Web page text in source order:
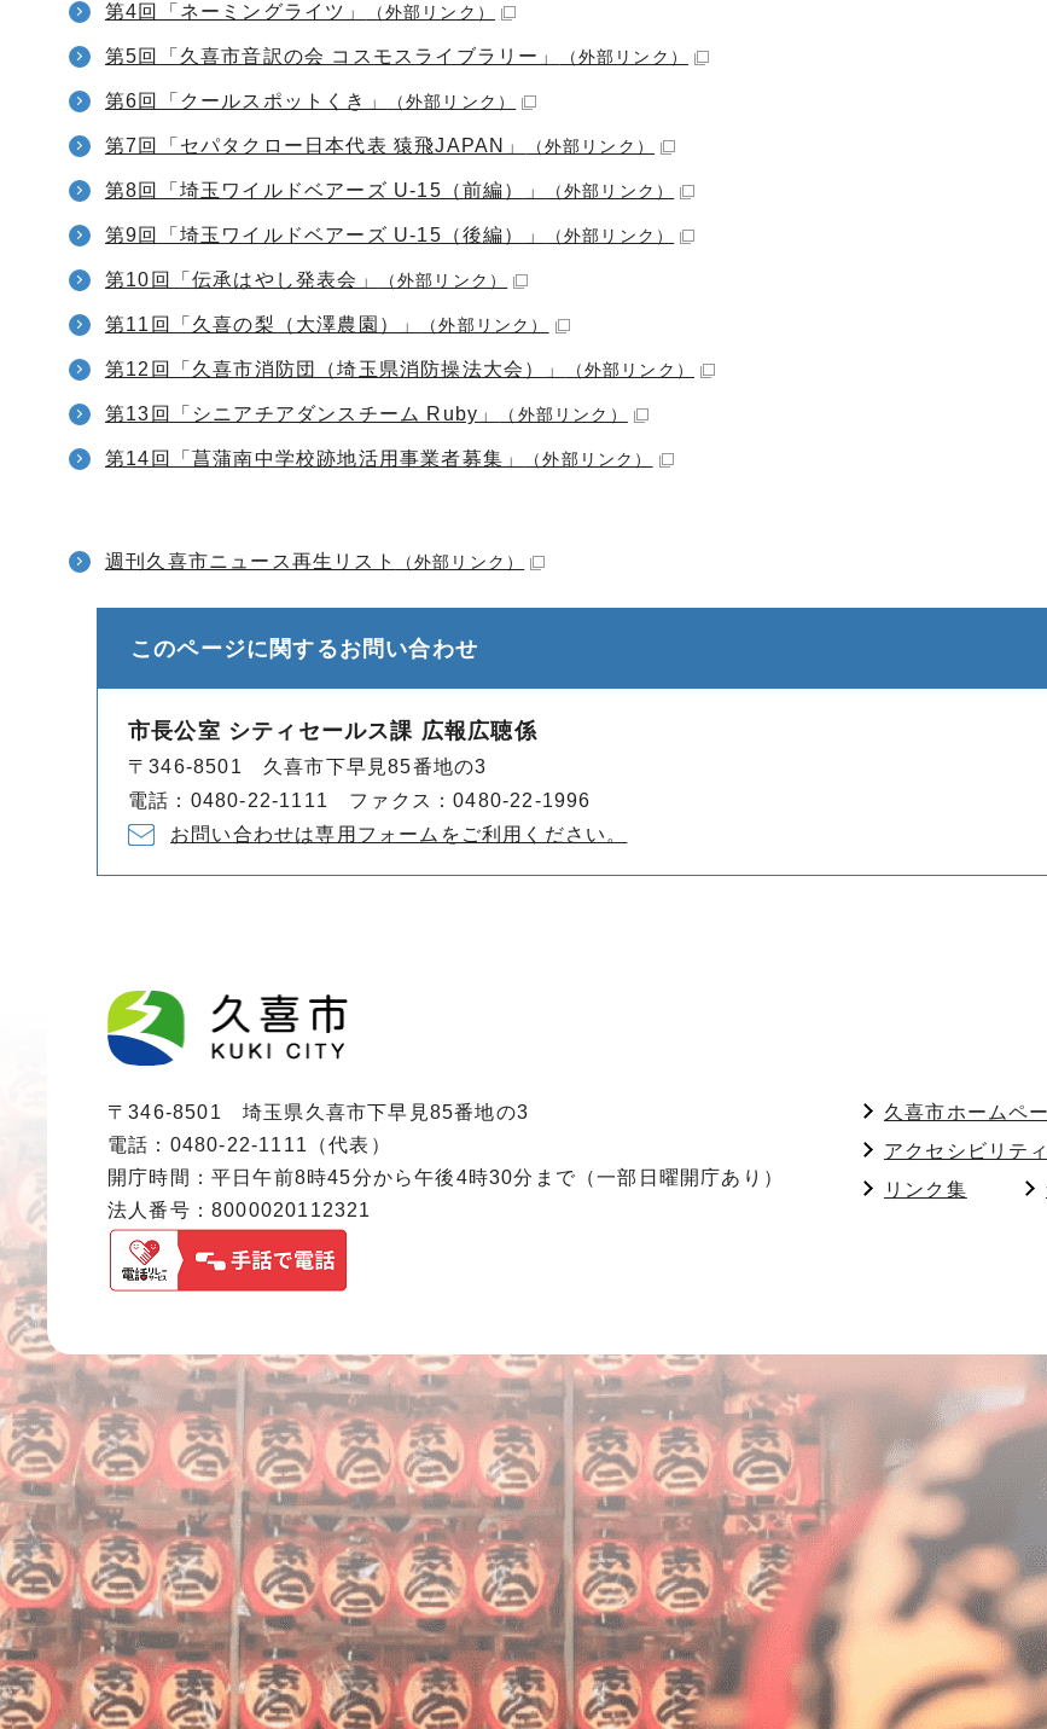
第4回「ネーミングライツ」 （外部リンク）
第5回「久喜市音訳の会 コスモスライブラリー」 （外部リンク）
第6回「クールスポットくき」 （外部リンク）
第7回「セパタクロー日本代表 猿飛JAPAN」 （外部リンク）
第8回「埼玉ワイルドベアーズ U-15（前編）」 （外部リンク）
第9回「埼玉ワイルドベアーズ U-15（後編）」 （外部リンク）
第10回「伝承はやし発表会」 （外部リンク）
第11回「久喜の梨（大澤農園）」 （外部リンク）
第12回「久喜市消防団（埼玉県消防操法大会）」 （外部リンク）
第13回「シニアチアダンスチーム Ruby」 （外部リンク）
第14回「菖蒲南中学校跡地活用事業者募集」 （外部リンク）
週刊久喜市ニュース再生リスト （外部リンク）
このページに関するお問い合わせ
市長公室 シティセールス課 広報広聴係
〒346-8501 久喜市下早見85番地の3
電話：0480-22-1111 ファクス：0480-22-1996
お問い合わせは専用フォームをご利用ください。
〒346-8501 埼玉県久喜市下早見85番地の3
電話：0480-22-1111（代表）
開庁時間：平日午前8時45分から午後4時30分まで（一部日曜開庁あり）
法人番号：8000020112321
久喜市ホームペ
アクセシビリテ
リンク集